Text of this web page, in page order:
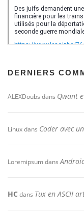
DERNIERS
ALEXDoubs dans Qwant
Linuxdans Coder avec
Loremipsumdans
HC dans Tux en ASCII